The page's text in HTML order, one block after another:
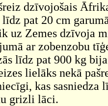
dzīvojošais
pat 20 cm
uz Zemes dzīvoja
ar zobenzobu
līdz pat 900 kg
lielāks nekā
kas sasniedza
grizli lāci.